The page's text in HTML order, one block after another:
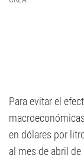
Para evitar el
en dólares por
al mes de abril